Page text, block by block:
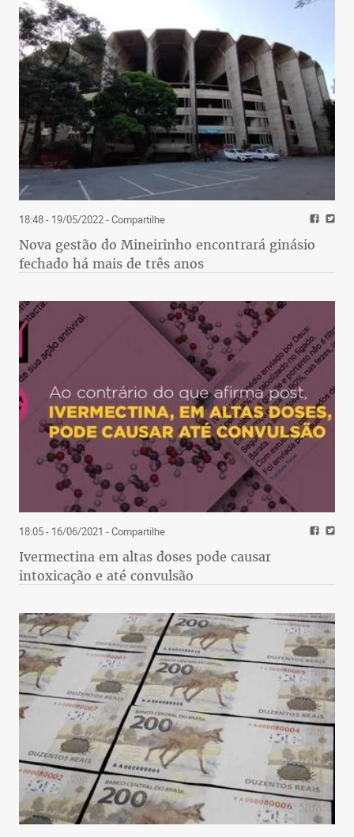
18:48 - 19/05/2022- Compartilhe
Nova gestão do Mineirinho encontrará ginásio
fechado há mais de três anos
18:05 - 16/06/2021 - Compartilhe
Ivermectina em altas doses pode causar
intoxicação e até convulsão